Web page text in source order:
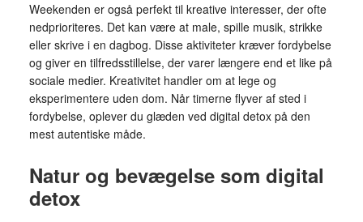
Weekenden er også perfekt til kreative interesser, der ofte
nedprioriteres. Det kan være at male, spille musik, strikke
eller skrive i en dagbog. Disse aktiviteter kræver fordybelse
og giver en tilfredsstillelse, der varer længere end et like på
sociale medier. Kreativitet handler om at lege og
eksperimentere uden dom. Når timerne flyver af sted i
fordybelse, oplever du glæden ved digital detox på den
mest autentiske måde.
Natur og bevægelse som digital
detox